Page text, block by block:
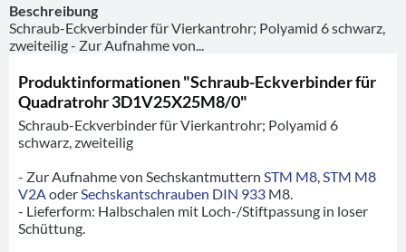
Beschreibung
Schraub-Eckverbinder für Vierkantrohr; Polyamid 6 schwarz,
zweiteilig - Zur Aufnahme von...
Produktinformationen "Schraub-Eckverbinder für
Quadratrohr 3D1V25X25M8/0"
Schraub-Eckverbinder für Vierkantrohr; Polyamid 6
schwarz, zweiteilig
- Zur Aufnahme von Sechskantmuttern STM M8 STM M8
V2A oder Sechskantschrauben DIN 933 M8.
- Lieferform: Halbschalen mit Loch-/Stiftpassung in loser
Schüttung.